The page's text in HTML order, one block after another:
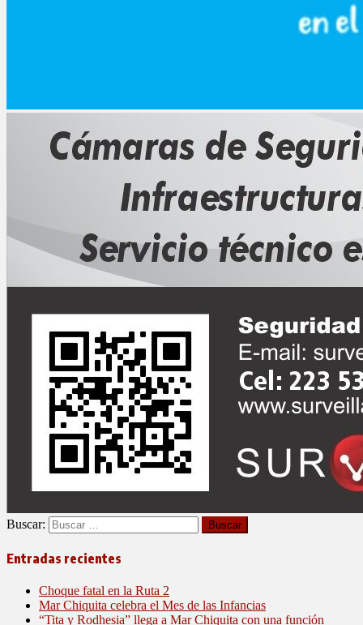
Buscar:
Entradas recientes
Choque fatal en la Ruta 2
Mar Chiquita celebra el Mes de las Infancias
“Tita y Rodhesia” llega a Mar Chiquita con una función